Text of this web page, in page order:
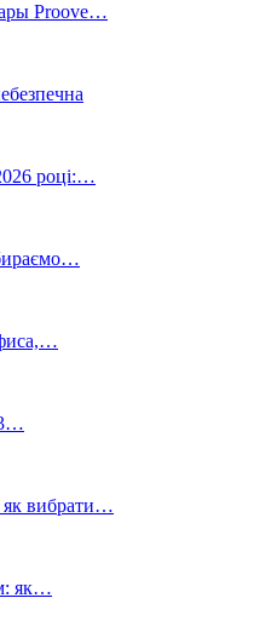
Proove…
році:…
як вибрати…
як…